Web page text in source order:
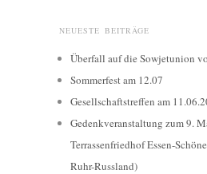
NEUESTE BEITRÄGE
Überfall auf die Sowjetunion
Sommerfest am 12.07
Gesellschaftstreffen am
Gedenkveranstaltung zum 9.
Terrassenfriedhof Essen-
Ruhr-Russland)